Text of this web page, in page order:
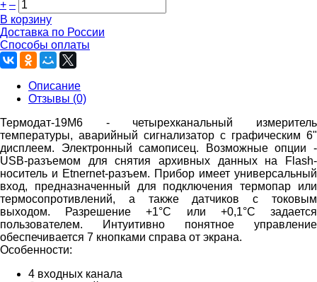
+ –
В корзину
Доставка по России
Способы оплаты
Описание
Отзывы (0)
Термодат-19М6 - четырехканальный измеритель
температуры, аварийный сигнализатор с графическим 6"
дисплеем. Электронный самописец. Возможные опции -
USB-разъемом для снятия архивных данных на Flash-
носитель и Etnernet-разъем. Прибор имеет универсальный
вход, предназначенный для подключения термопар или
термосопротивлений, а также датчиков с токовым
выходом. Разрешение +1°С или +0,1°С задается
пользователем. Интуитивно понятное управление
обеспечивается 7 кнопками справа от экрана.
Особенности:
4 входных канала